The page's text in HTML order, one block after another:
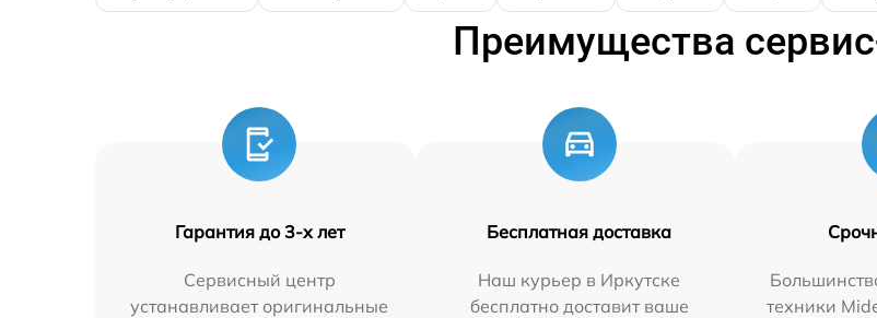
Преимущества
Гарантия до 3-х лет
Сервисный центр
устанавливает оригинальные
Бесплатная доставка
Наш курьер в Иркутске
бесплатно доставит ваше
техники